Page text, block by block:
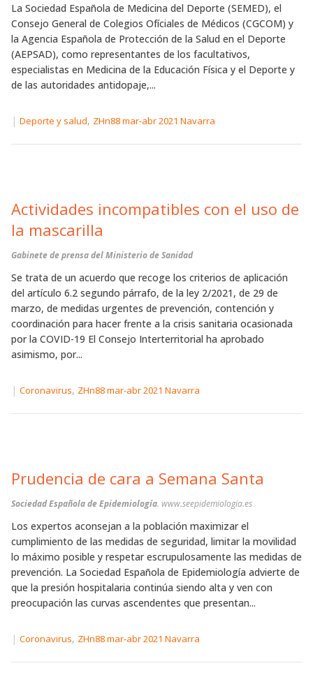
La Sociedad Española de Medicina del Deporte (SEMED), el
Consejo General de Colegios Ofíciales de Médicos (CGCOM) y
la Agencia Española de Protección de la Salud en el Deporte
(AEPSAD), como representantes de los facultativos,
especialistas en Medicina de la Educación Física y el Deporte y
de las autoridades antidopaje,...
| Deporte y salud, ZHn88 mar-abr 2021 Navarra
Actividades incompatibles con el uso de
la mascarilla
Gabinete de prensa del Ministerio de Sanidad
Se trata de un acuerdo que recoge los criterios de aplicación
del artículo 6.2 segundo párrafo, de la ley 2/2021, de 29 de
marzo, de medidas urgentes de prevención, contención y
coordinación para hacer frente a la crisis sanitaria ocasionada
por la COVID-19 El Consejo Interterritorial ha aprobado
asimismo, por...
| Coronavirus, ZHn88 mar-abr 2021 Navarra
Prudencia de cara a Semana Santa
Sociedad Española de Epidemiología. www.seepidemiologia.es
Los expertos aconsejan a la población maximizar el
cumplimiento de las medidas de seguridad, limitar la movilidad
lo máximo posible y respetar escrupulosamente las medidas de
prevención. La Sociedad Española de Epidemiología advierte de
que la presión hospitalaria continúa siendo alta y ven con
preocupación las curvas ascendentes que presentan...
| Coronavirus, ZHn88 mar-abr 2021 Navarra